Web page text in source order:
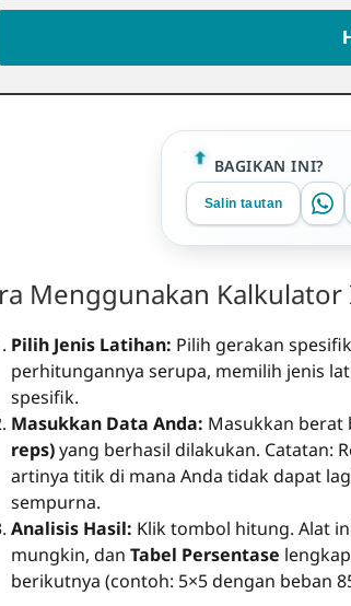
BAGIKAN INI?
Salin tautan
Menggunakan Kalkulator
Pilih Jenis Latihan: Pilih gerakan
perhitungannya serupa, memilih jenis
spesifik.
Masukkan Data Anda: Masukkan berat
reps)yang berhasil dilakukan. Catatan:
artinya titik di mana Anda tidak dapat
sempurna.
Analisis Hasil: Klik tombol hitung. Alat
mungkin, dan Tabel Persentase
berikutnya (contoh: 5×5 dengan beban